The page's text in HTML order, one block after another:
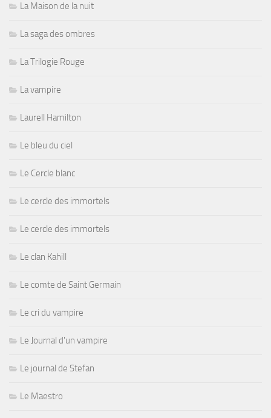
La Maison de la nuit
La saga des ombres
La Trilogie Rouge
La vampire
Laurell Hamilton
Le bleu du ciel
Le Cercle blanc
Le cercle des immortels
Le cercle des immortels
Le clan Kahill
Le comte de Saint Germain
Le cri du vampire
Le Journal d'un vampire
Le journal de Stefan
Le Maestro